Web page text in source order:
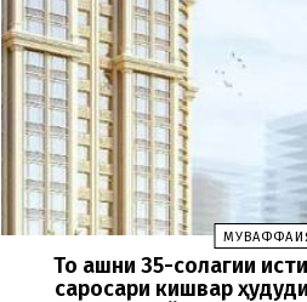
То ҷашни 35-солагии
саросари кишвар